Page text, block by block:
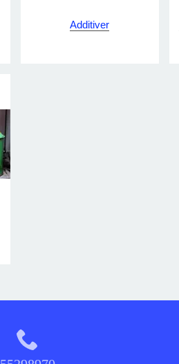
Additiver